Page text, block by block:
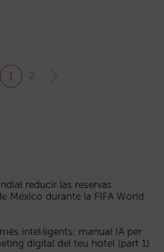
1 2
reducir las reservas
México durante la FIFA World
intel·ligents: manual IA per
digital del teu hotel (part 1)